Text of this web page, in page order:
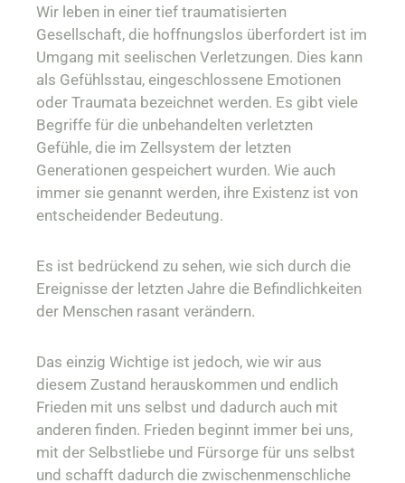
Wir leben in einer tief traumatisierten
Gesellschaft, die hoffnungslos überfordert ist im
Umgang mit seelischen Verletzungen. Dies kann
als Gefühlsstau, eingeschlossene Emotionen
oder Traumata bezeichnet werden. Es gibt viele
Begriffe für die unbehandelten verletzten
Gefühle, die im Zellsystem der letzten
Generationen gespeichert wurden. Wie auch
immer sie genannt werden, ihre Existenz ist von
entscheidender Bedeutung.
Es ist bedrückend zu sehen, wie sich durch die
Ereignisse der letzten Jahre die Befindlichkeiten
der Menschen rasant verändern.
Das einzig Wichtige ist jedoch, wie wir aus
diesem Zustand herauskommen und endlich
Frieden mit uns selbst und dadurch auch mit
anderen finden. Frieden beginnt immer bei uns,
mit der Selbstliebe und Fürsorge für uns selbst
und schafft dadurch die zwischenmenschliche